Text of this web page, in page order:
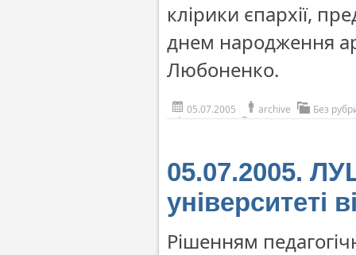
клірики єпархії,
днем народження
Любоненко.
05.07.2005 archive Без
05.07.2005.
університеті
Рішенням